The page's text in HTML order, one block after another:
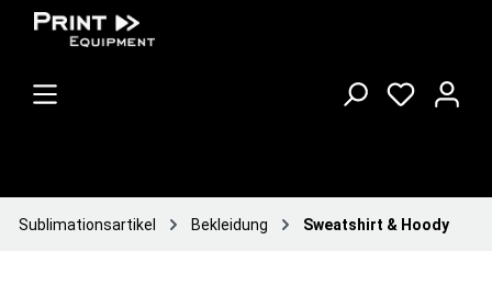
Sublimationsartikel Bekleidung Sweatshirt & Hoody